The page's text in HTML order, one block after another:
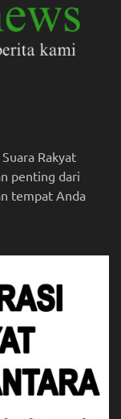
Rakyat
penting dari
tempat Anda